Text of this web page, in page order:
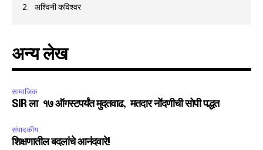
अश्विनी कविश्वर
अन्य लेख
सामाजिक
SIR ला १७ ऑगस्टपर्यंत मुदतवाढ, मतदार नोंदणीची सोपी पद्धत
संपादकीय
शिक्षणातील बदलांचे आनंदवारे!